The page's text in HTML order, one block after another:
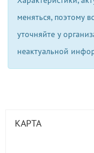
меняться, поэтому
уточняйте у
неактуальной
КАРТА